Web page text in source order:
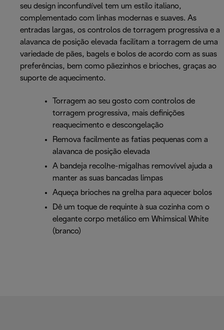
seu design inconfundível tem um estilo italiano,
complementado com linhas modernas e suaves. As
entradas largas, os controlos de torragem progressiva e a
alavanca de posição elevada facilitam a torragem de uma
variedade de pães, bagels e bolos de acordo com as suas
preferências, bem como pãezinhos e brioches, graças ao
suporte de aquecimento.
Torragem ao seu gosto com controlos de
torragem progressiva, mais definições
reaquecimento e descongelação
Remova facilmente as fatias pequenas com a
alavanca de posição elevada
A bandeja recolhe-migalhas removível ajuda a
manter as suas bancadas limpas
Aqueça brioches na grelha para aquecer bolos
Dê um toque de requinte à sua cozinha com o
elegante corpo metálico em Whimsical White
(branco)